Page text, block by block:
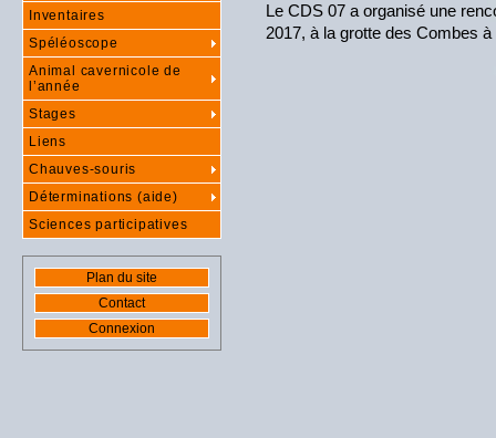
Le CDS 07 a organisé une
2017, à la grotte des Combes à
Inventaires
Spéléoscope
Animal cavernicole de
l’année
Stages
Liens
Chauves-souris
Déterminations (aide)
Sciences participatives
Plan du site
Contact
Connexion